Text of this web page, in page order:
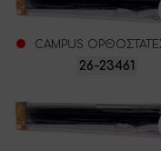
CAMPUS
26-23461